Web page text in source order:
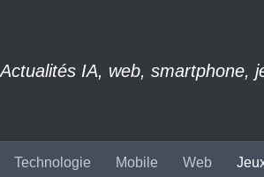
Actualités IA, web, smartphone,
Technologie Mobile Web